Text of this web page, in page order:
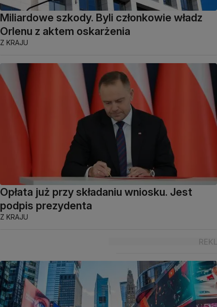
Miliardowe szkody. Byli członkowie władz
Orlenu z aktem oskarżenia
Z KRAJU
Opłata już przy składaniu wniosku. Jest
podpis prezydenta
Z KRAJU